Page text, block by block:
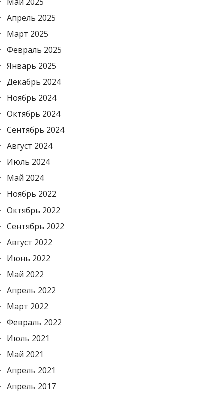
Апрель 2025
Март 2025
Февраль 2025
Январь 2025
Декабрь 2024
Ноябрь 2024
Октябрь 2024
Сентябрь 2024
Август 2024
Июль 2024
Май 2024
Ноябрь 2022
Октябрь 2022
Сентябрь 2022
Август 2022
Июнь 2022
Май 2022
Апрель 2022
Март 2022
Февраль 2022
Июль 2021
Май 2021
Апрель 2021
Апрель 2017